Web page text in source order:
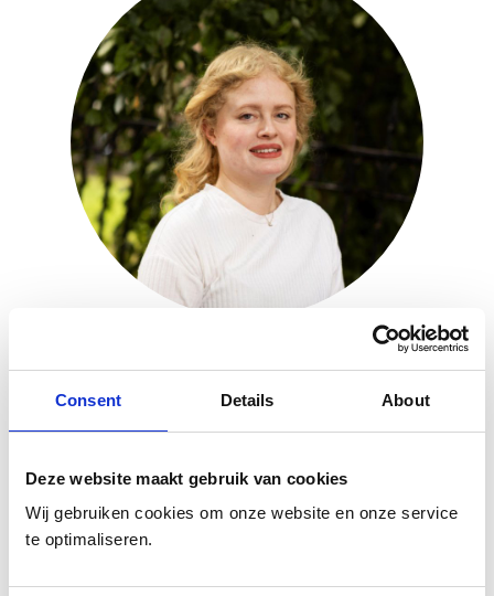
Consent Details About
Deze website maakt gebruik van cookies
Wij gebruiken cookies om onze website en onze service
te optimaliseren.
Waarnemend verloskundige (ZZP'er)
Ik ben Saida. Sinds 2022 werkzaam bij
veel plezier als waarneemster.
Je kan mij tegenkomen tijdens het spreekuur, bevalling en